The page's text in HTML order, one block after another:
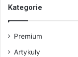
Kategorie
Premium
Artykuły